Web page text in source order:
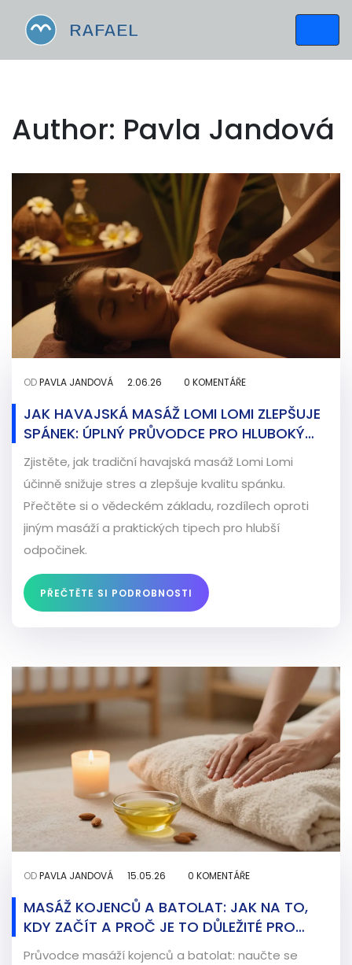
Author: Pavla Jandová
ODPAVLA JANDOVÁ 2.06.26 0 KOMENTÁŘE
JAK HAVAJSKÁ MASÁŽ LOMI LOMI ZLEPŠUJE
SPÁNEK: ÚPLNÝ PRŮVODCE PRO HLUBOKÝ
ODPOČINEK
Zjistěte, jak tradiční havajská masáž Lomi Lomi
účinně snižuje stres a zlepšuje kvalitu spánku.
Přečtěte si o vědeckém základu, rozdílech oproti
jiným masáží a praktických tipech pro hlubší
odpočinek.
PŘEČTĚTE SI PODROBNOSTI
ODPAVLA JANDOVÁ 15.05.26 0 KOMENTÁŘE
MASÁŽ KOJENCŮ A BATOLAT: JAK NA TO,
KDY ZAČÍT A PROČ JE TO DŮLEŽITÉ PRO
VÝVOJ DÍTĚTE
Průvodce masáží kojenců a batolat: naučte se